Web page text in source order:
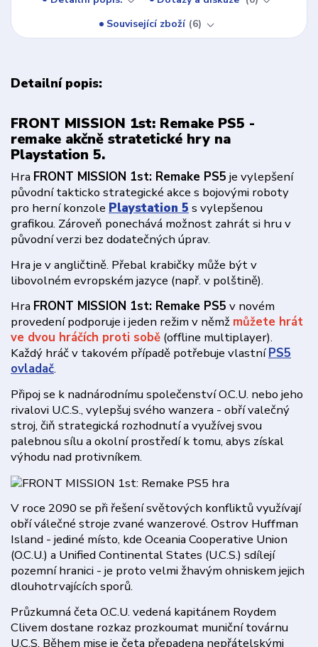
Související zboží 6
Detailní popis:
FRONT MISSION 1st: Remake PS5 -
remake akčně stratetické hry na
Playstation 5.
Hra FRONT MISSION 1st: Remake PS5 je vylepšení
původní takticko strategické akce s bojovými roboty
pro herní konzole Playstation 5 s vylepšenou
grafikou. Zároveň ponechává možnost zahrát si hru v
původní verzi bez dodatečných úprav.
Hra je v angličtině. Přebal krabičky může být v
libovolném evropském jazyce (např. v polštině).
Hra FRONT MISSION 1st: Remake PS5 v novém
provedení podporuje i jeden režim v němž můžete hrát
ve dvou hráčích proti sobě (offline multiplayer).
Každý hráč v takovém případě potřebuje vlastníPS5
ovladač.
Připoj se k nadnárodnímu společenství O.C.U. nebo jeho
rivalovi U.C.S., vylepšuj svého wanzera - obří valečný
stroj, čiň strategická rozhodnutí a využívej svou
palebnou sílu a okolní prostředí k tomu, abys získal
výhodu nad protivníkem.
V roce 2090 se při řešení světových konfliktů využívají
obří válečné stroje zvané wanzerové. Ostrov Huffman
Island - jediné místo, kde Oceania Cooperative Union
(O.C.U.) a Unified Continental States (U.C.S.) sdílejí
pozemní hranici - je proto velmi žhavým ohniskem jejich
dlouhotrvajících sporů.
Průzkumná četa O.C.U. vedená kapitánem Roydem
Clivem dostane rozkaz prozkoumat muniční továrnu
U.C.S. Během mise je četa přepadena nepřátelskými